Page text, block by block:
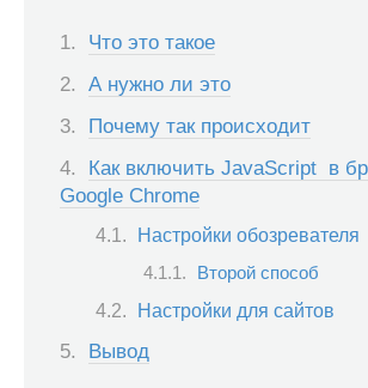
Что это такое
А нужно ли это
Почему так происходит
Как включить JavaScript в
Google Chrome
Настройки обозревателя
Второй способ
Настройки для сайтов
Вывод